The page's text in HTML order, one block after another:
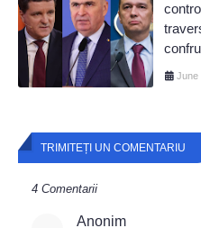
June
TRIMITEȚI UN COMENTARIU
4 Comentarii
Anonim